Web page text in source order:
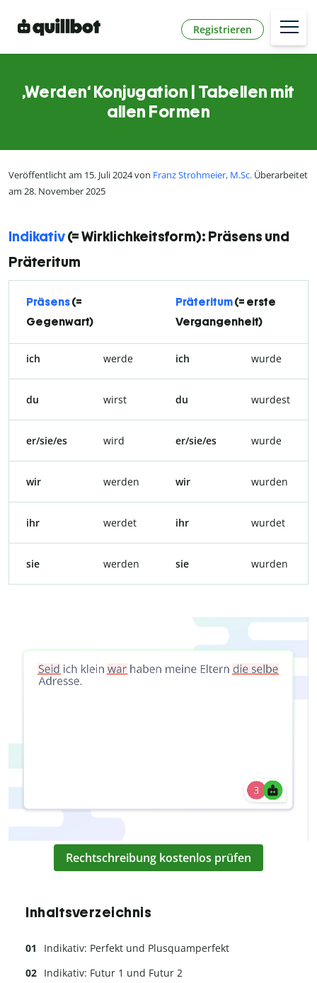
Registrieren
‚Werden‘ Konjugation | Tabellen mit
allen Formen
Veröffentlicht am 15. Juli 2024 von Franz Strohmeier, M.Sc. Überarbeitet
am 28. November 2025
Indikativ(= Wirklichkeitsform): Präsens und
Präteritum
Präsens(=
Gegenwart)
Präteritum(= erste
Vergangenheit)
ich werde ich wurde
du wirst du wurdest
er/sie/es wird er/sie/es wurde
wir werden wir wurden
ihr werdet ihr wurdet
sie werden sie wurden
Rechtschreibung kostenlos prüfen
Inhaltsverzeichnis
Indikativ: Perfekt und Plusquamperfekt
Indikativ: Futur 1 und Futur 2